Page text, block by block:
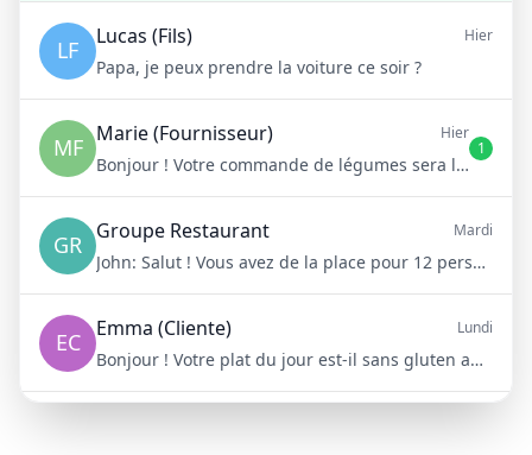
LF Lucas (Fils) Hier
Papa, je peux prendre la voiture ce soir ?
MF Marie (Fournisseur) Hier
Bonjour ! Votre commande de légumes sera livrée demain matin à 8h
1
GR Groupe Restaurant Mardi
John: Salut ! Vous avez de la place pour 12 personnes samedi soir ?
EC Emma (Cliente) Lundi
Bonjour ! Votre plat du jour est-il sans gluten aujourd'hui ?